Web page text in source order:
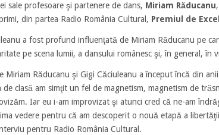
sale profesoare şi partenere de dans, Miriam Răducanu
din partea Radio România Cultural, Premiul de
a fost profund influenţată de Miriam Răducanu pe
pe scena lumii, a dansului românesc şi, în general, în
Miriam Răducanu şi Gigi Căciuleanu a început încă din
de clasă am simţit un fel de magnetism, magnetism de
Iar eu i-am improvizat şi atunci cred că ne-am
vedere pentru că am descoperit o nouă etapă a
pentru Radio România Cultural.